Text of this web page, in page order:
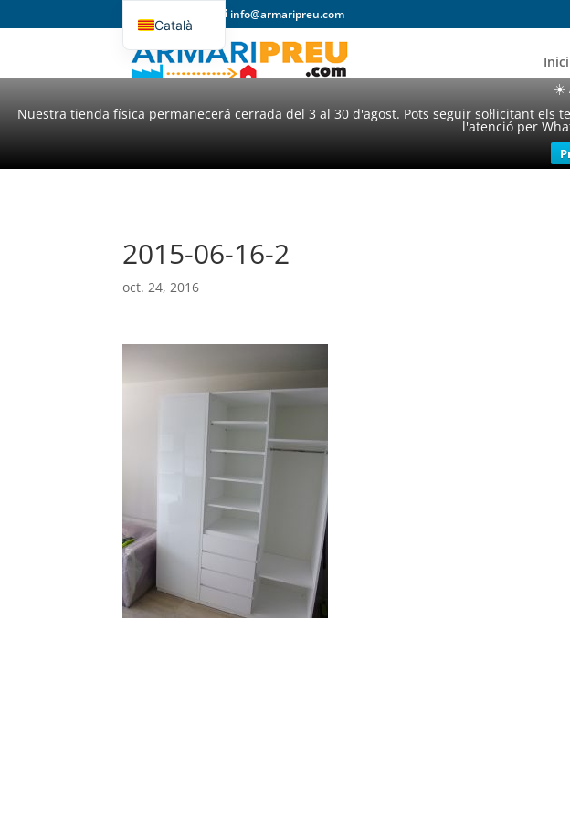
☀️
Nuestra tienda física permanecerá cerrada del 3 al 30 d'agost. Pots seguir sol·licitant
l'atenció per
info@armaripreu.com
Inici
2015-06-16-2
oct. 24, 2016
Català
Español